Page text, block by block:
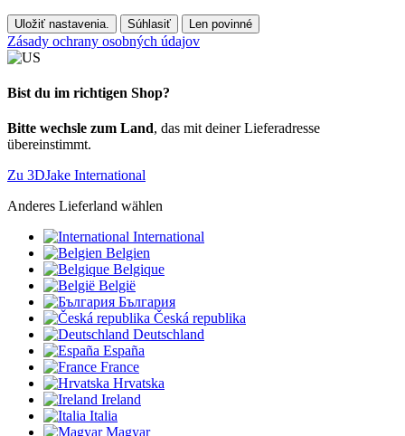
Uložiť nastavenia. Súhlasiť Len povinné
Zásady ochrany osobných údajov
Bist du im richtigen Shop?
Bitte wechsle zum Land, das mit deiner Lieferadresse
übereinstimmt.
Zu 3DJake International
Anderes Lieferland wählen
International
Belgien
Belgique
België
България
Česká republika
Deutschland
España
France
Hrvatska
Ireland
Italia
Magyar